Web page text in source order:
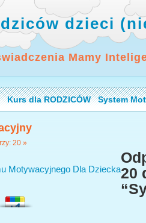
dzieci
Mamy
Kurs dla RODZICÓW System
20 »
Motywacyjnego Dla Dziecka20